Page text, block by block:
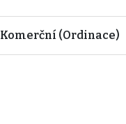
Komerční (Ordinace)